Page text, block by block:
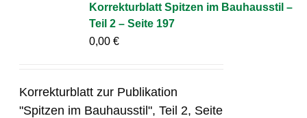
Korrekturblatt Spitzen im Bauhausstil –
Teil 2 – Seite 197
0,00€
Korrekturblatt zur Publikation
"Spitzen im Bauhausstil", Teil 2, Seite